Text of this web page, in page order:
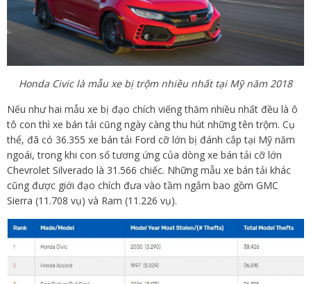
Honda Civic là mẫu xe bị trộm nhiều nhất tại Mỹ năm 2018
Nếu như hai mẫu xe bị đạo chích viếng thăm nhiều nhất đều là ô
tô con thì xe bán tải cũng ngày càng thu hút những tên trộm. Cụ
thể, đã có 36.355 xe bán tải Ford cỡ lớn bị đánh cắp tại Mỹ năm
ngoái, trong khi con số tương ứng của dòng xe bán tải cỡ lớn
Chevrolet Silverado là 31.566 chiếc. Những mẫu xe bán tải khác
cũng được giới đạo chích đưa vào tầm ngắm bao gồm GMC
Sierra (11.708 vụ) và Ram (11.226 vụ).